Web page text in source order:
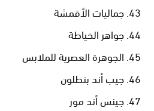
جماليات الأقمشة
جواهر الخياطة
الجوهرة العصرية للملابس
جيب أند بنطلون
جينس أند مور